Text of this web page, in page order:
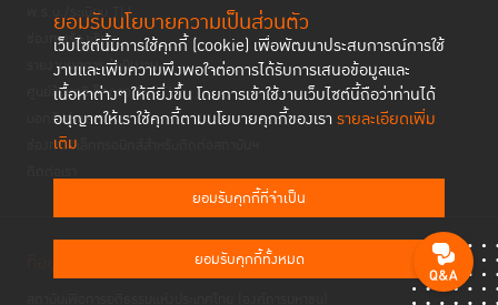
ยอมรับนโยบายความเป็นส่วนตัว
เว็บไซต์นี้มีการใช้คุกกี้ (cookie) เพื่อพัฒนาประสบการณ์การใช้
งานและเพิ่มความพึงพอใจต่อการได้รับการเสนอข้อมูลและ
เนื้อหาต่างๆ ให้ดียิ่งขึ้น โดยการเข้าใช้งานเว็บไซต์นี้ถือว่าท่านได้
อนุญาตให้เราใช้คุกกี้ตามนโยบายคุกกี้ของเรา รายละเอียดเพิ่ม
เติม
ยอมรับคุกกี้ที่จำเป็น
ยอมรับคุกกี้ทั้งหมด
พ.ร.บ./ระเบียบ TIJ
ช่องทางร้องเรียน
รายงานผลการดำเนินงาน
ศูนย์ข้อมูลอิเล็กทรอนิกส์ TIJ
บอกรับข่าวสาร
ช่องทางอิเล็กทรอนิกส์สำหรับติดต่อสถาบันฯ